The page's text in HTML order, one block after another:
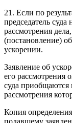
21. Если по
председатель
рассмотрения
(постановление)
ускорении.
Заявление об
его рассмотрения
суда приобщаются
рассмотрения
Копия
подавшему